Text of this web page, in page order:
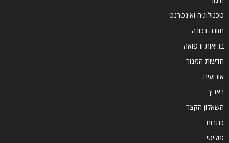
טכנולוגיה ואינטרנט
תזונה נכונה
בריאות ורפואה
חדשות המגזר
אירועים
בארץ
השאלון הקצר
כתבות
פוליטי